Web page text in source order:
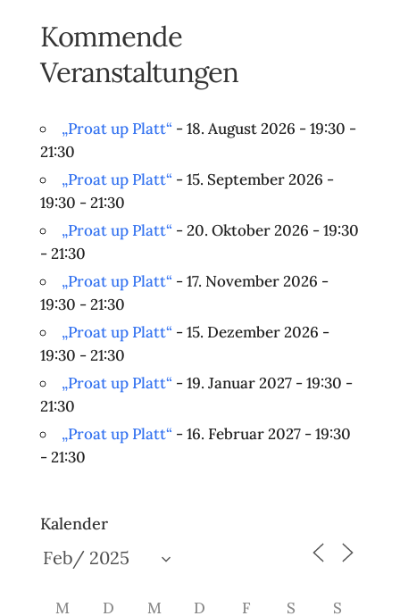
Kommende
Veranstaltungen
„Proat up Platt“ - 18. August 2026 - 19:30 -
21:30
„Proat up Platt“ - 15. September 2026 -
19:30 - 21:30
„Proat up Platt“ - 20. Oktober 2026 - 19:30
- 21:30
„Proat up Platt“ - 17. November 2026 -
19:30 - 21:30
„Proat up Platt“ - 15. Dezember 2026 -
19:30 - 21:30
„Proat up Platt“ - 19. Januar 2027 - 19:30 -
21:30
„Proat up Platt“ - 16. Februar 2027 - 19:30
- 21:30
Kalender
M D M D F S S